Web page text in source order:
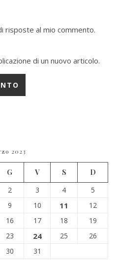
risposte al mio commento.
di un nuovo articolo.
2023
G V S
D
2 3 4
5
9 10 11
12
16 17 18
19
23 24 25
26
30 31